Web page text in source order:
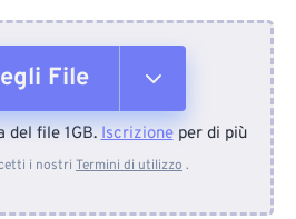
File
dispositivo
del file 1GB.Iscrizioneper di più
i nostri Termini di utilizzo .